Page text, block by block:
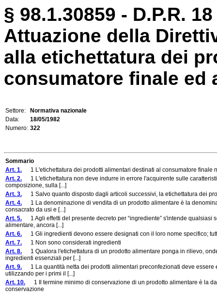
§ 98.1.30859 - D.P.R.
Attuazione della
alla etichettatura dei
consumatore finale ed
Settore:
Normativa nazionale
Data:
18/05/1982
Numero: 322
Sommario
Art. 1. 1 L'etichettatura dei prodotti alimentari destinati al consumatore finale
Art. 2. 1 L'etichettatura non deve indurre in errore l'acquirente sulle
composizione, sulla [...]
Art. 3. 1 Salvo quanto disposto dagli articoli successivi, la etichettatura dei
Art. 4. 1 La denominazione di vendita di un prodotto alimentare è la
consacrato da usi e [...]
Art. 5. 1 Agli effetti del presente decreto per “ingrediente” s'intende qualsiasi
alimentare, ancora [...]
Art. 6. 1 Gli ingredienti devono essere designati con il loro nome specifico;
Art. 7. 1 Non sono considerati ingredienti
Art. 8. 1 Qualora l'etichettatura di un prodotto alimentare ponga in rilievo,
ingredienti essenziali per [...]
Art. 9. 1 La quantità netta dei prodotti alimentari preconfezionati deve essere
utilizzando per i primi il [...]
Art. 10. 1 Il termine minimo di conservazione di un prodotto alimentare è la
conservazione